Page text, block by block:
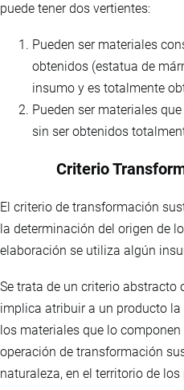
puede tener dos vertientes:
Pueden ser materiales
obtenidos (estatua de
insumo y es totalmente
Pueden ser materiales
sin ser obtenidos
Criterio
El criterio de transformación
la determinación del origen de
elaboración se utiliza algún
Se trata de un criterio abstracto
implica atribuir a un producto
los materiales que lo
operación de transformación
naturaleza, en el territorio de